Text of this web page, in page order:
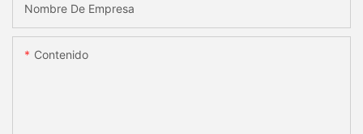
Nombre De Empresa
Contenido